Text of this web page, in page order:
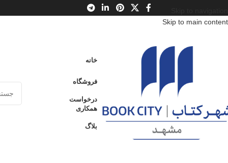
Skip to main content
خانه
فروشگاه
درخواست
همکاری
بلاگ